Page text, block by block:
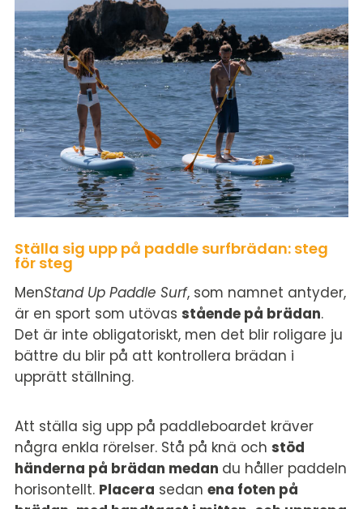
Ställa sig upp på paddle surfbrädan: steg
för steg
MenStand Up Paddle Surf, som namnet antyder,
är en sport som utövas stående på brädan.
Det är inte obligatoriskt, men det blir roligare ju
bättre du blir på att kontrollera brädan i
upprätt ställning.
Att ställa sig upp på paddleboardet kräver
några enkla rörelser. Stå på knä och stöd
händerna på brädan medan du håller paddeln
horisontellt. Placera sedan ena foten på